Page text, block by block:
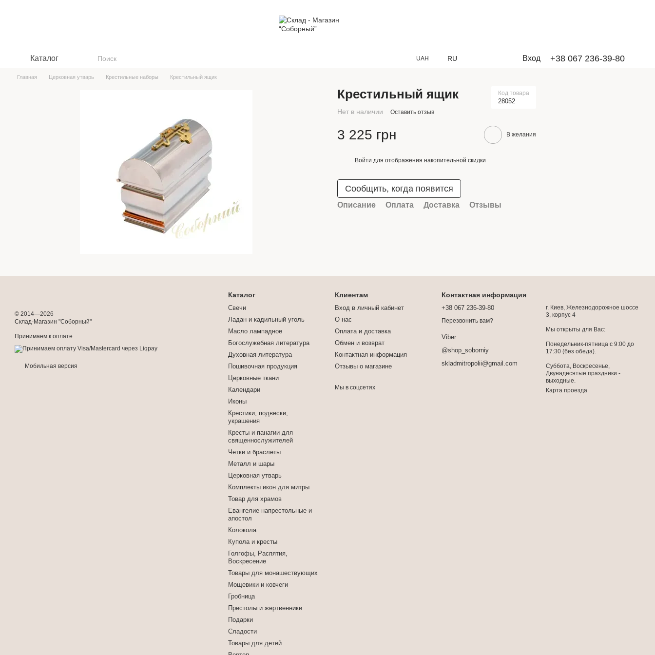
Каталог UAH RU Вход +38 067 236-39-80
Главная Церковная утварь Крестильные наборы Крестильный ящик
Крестильный ящик Код товара
28052
Нет в наличии Оставить отзыв
3 225 грн В желания
Войти для отображения накопительной скидки
Сообщить, когда появится
Описание Оплата Доставка Отзывы
© 2014—2026
Склад-Магазин "Соборный"
Принимаем к оплате
Мобильная версия
Каталог
Свечи
Ладан и кадильный уголь
Масло лампадное
Богослужебная литература
Духовная литература
Пошивочная продукция
Церковные ткани
Календари
Иконы
Крестики, подвески,
украшения
Кресты и панагии для
священнослужителей
Четки и браслеты
Металл и шары
Церковная утварь
Комплекты икон для митры
Товар для храмов
Евангелие напрестольные и
апостол
Колокола
Купола и кресты
Голгофы, Распятия,
Воскресение
Товары для монашествующих
Мощевики и ковчеги
Гробница
Престолы и жертвенники
Подарки
Сладости
Товары для детей
Клиентам
Вход в личный кабинет
О нас
Оплата и доставка
Обмен и возврат
Контактная информация
Отзывы о магазине
Мы в соцсетях
Контактная информация
+38 067 236-39-80
Перезвонить вам?
Viber
@shop_soborniy
skladmitropolii@gmail.com
г. Киев, Железнодорожное шоссе
3, корпус 4
Мы открыты для Вас:
Понедельник-пятница с 9:00 до
17:30 (без обеда).
Суббота, Воскресенье,
Двунадесятые праздники -
выходные.
Карта проезда